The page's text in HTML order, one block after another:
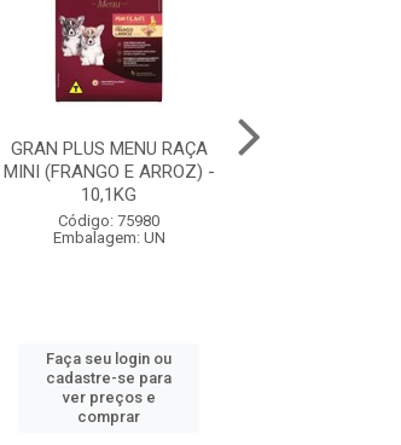
GRAN PLUS MENU RAÇA
MINI (FRANGO E ARROZ) -
10,1KG
Código: 75980
Embalagem: UN
Faça seu login ou
cadastre-se para
ver preços e
comprar